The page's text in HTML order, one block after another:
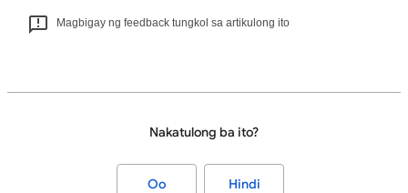
Magbigay ng feedback tungkol sa artikulong ito
Nakatulong ba ito?
Oo Hindi